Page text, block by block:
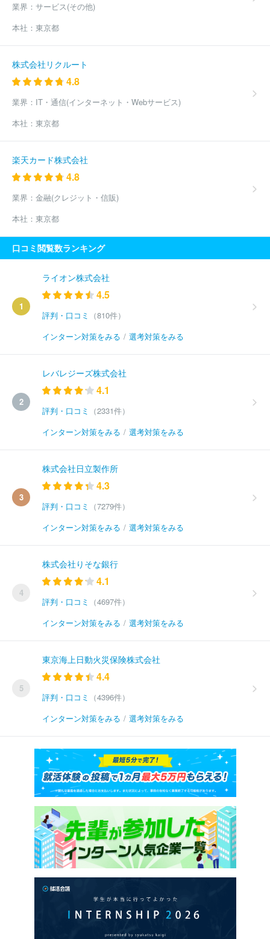
業界： サービス(その他)
本社： 東京都
株式会社リクルート
4.8
業界： IT・通信(インターネット・Webサービス)
本社： 東京都
楽天カード株式会社
4.8
業界： 金融(クレジット・信販)
本社： 東京都
口コミ閲覧数ランキング
1
ライオン株式会社
4.5
評判・口コミ
（810件）
インターン対策をみる / 選考対策をみる
2
レバレジーズ株式会社
4.1
評判・口コミ
（2331件）
インターン対策をみる / 選考対策をみる
3
株式会社日立製作所
4.3
評判・口コミ
（7279件）
インターン対策をみる / 選考対策をみる
4
株式会社りそな銀行
4.1
評判・口コミ
（4697件）
インターン対策をみる / 選考対策をみる
5
東京海上日動火災保険株式会社
4.4
評判・口コミ
（4396件）
インターン対策をみる / 選考対策をみる